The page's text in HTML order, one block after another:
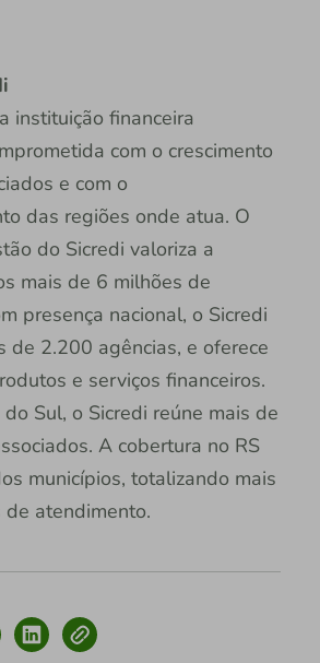
instituição financeira
com o crescimento
e com o
das regiões onde atua. O
do Sicredi valoriza a
mais de 6 milhões de
presença nacional, o Sicredi
de 2.200 agências, e oferece
e serviços financeiros.
Sul, o Sicredi reúne mais de
A cobertura no RS
municípios, totalizando mais
atendimento.